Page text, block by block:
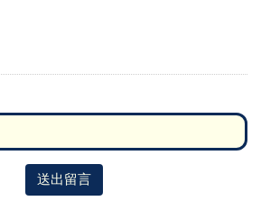
送出留言